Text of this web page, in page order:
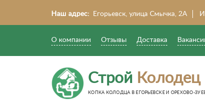
Наш адрес: Егорьевск, улица Смычка, 2А
О компании Отзывы Доставка
Строй Колодец
КОПКА КОЛОДЦА В ЕГОРЬЕВСКЕ И ОРЕХОВО-